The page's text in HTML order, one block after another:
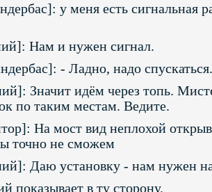
у меня есть сигнальная
Нам и нужен сигнал.
- Ладно, надо спускаться.
Значит идём через топь.
по таким местам. Ведите.
На мост вид неплохой
точно не сможем
Даю установку - нам нужен
показывает в ту сторону.